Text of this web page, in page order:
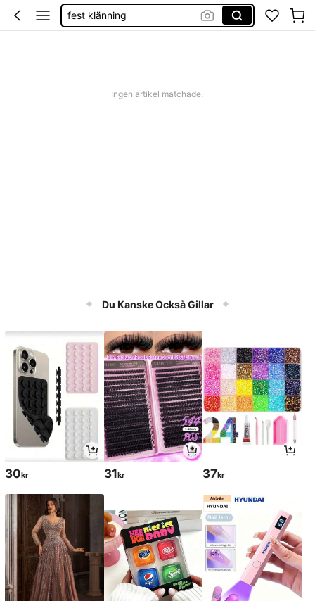
fest klänning
Ingen artikel matchade.
Du Kanske Också Gillar
30kr 31kr 37kr